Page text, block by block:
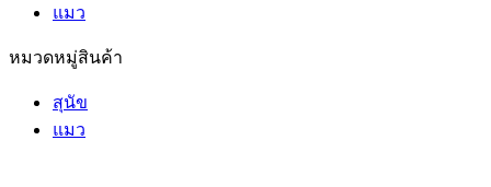
แมว
หมวดหมู่สินค้า
สุนัข
แมว